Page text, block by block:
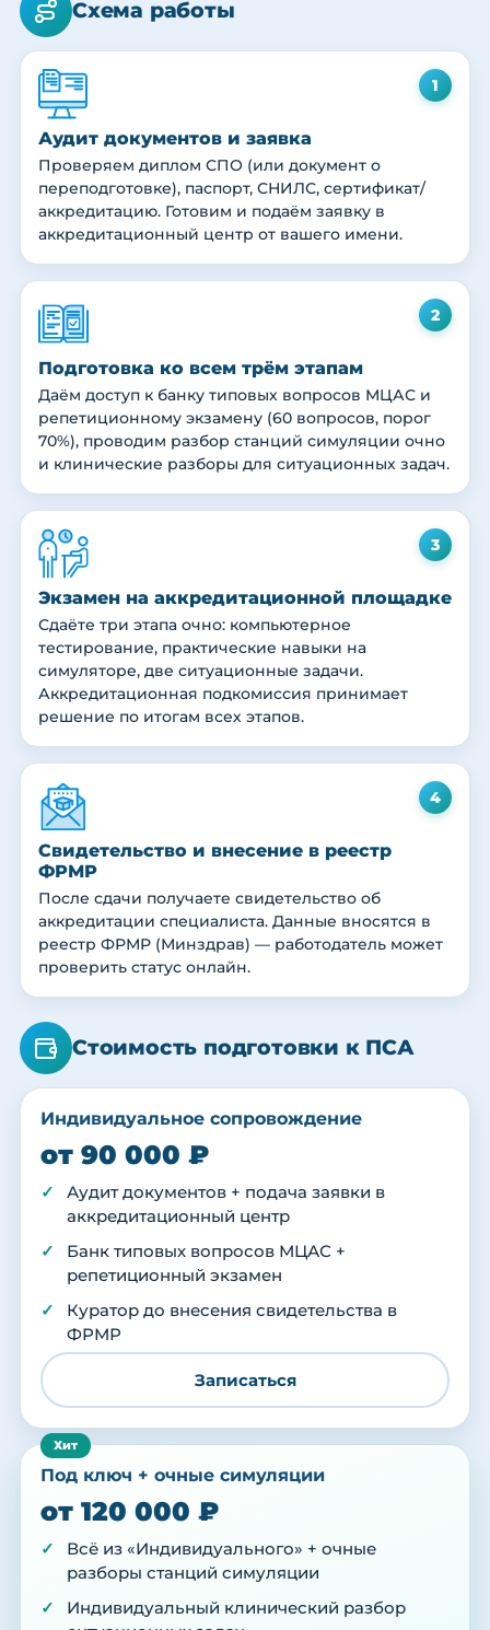
Схема работы
1
Аудит документов и заявка
Проверяем диплом СПО (или документ о
переподготовке), паспорт, СНИЛС, сертификат/
аккредитацию. Готовим и подаём заявку в
аккредитационный центр от вашего имени.
2
Подготовка ко всем трём этапам
Даём доступ к банку типовых вопросов МЦАС и
репетиционному экзамену (60 вопросов, порог
70%), проводим разбор станций симуляции очно
и клинические разборы для ситуационных задач.
3
Экзамен на аккредитационной площадке
Сдаёте три этапа очно: компьютерное
тестирование, практические навыки на
симуляторе, две ситуационные задачи.
Аккредитационная подкомиссия принимает
решение по итогам всех этапов.
4
Свидетельство и внесение в реестр
ФРМР
После сдачи получаете свидетельство об
аккредитации специалиста. Данные вносятся в
реестр ФРМР (Минздрав) — работодатель может
проверить статус онлайн.
Стоимость подготовки к ПСА
Индивидуальное сопровождение
от 90 000 ₽
Аудит документов + подача заявки в
аккредитационный центр
Банк типовых вопросов МЦАС +
репетиционный экзамен
Куратор до внесения свидетельства в
ФРМР
Записаться
Под ключ + очные симуляции
от 120 000 ₽
Всё из «Индивидуального» + очные
разборы станций симуляции
Индивидуальный клинический разбор